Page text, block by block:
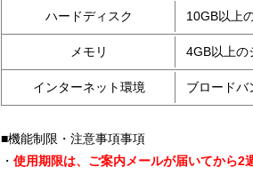
ハードディスク 10GB以上
メモリ 4GB以上の
インターネット環境 ブロードバ
■機能制限・注意事項事項
・ 使用期限は、ご案内メールが届いてから2